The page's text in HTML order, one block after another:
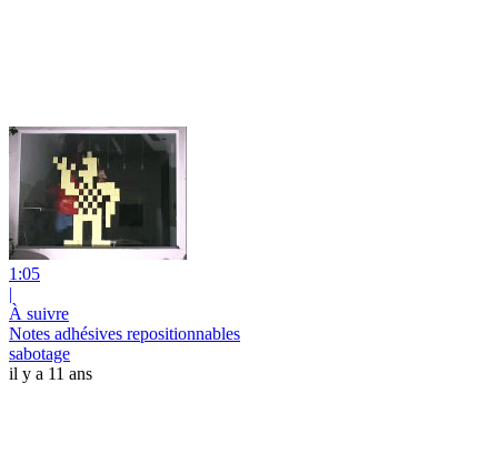
1:05
|
À suivre
Notes adhésives repositionnables
sabotage
il y a 11 ans